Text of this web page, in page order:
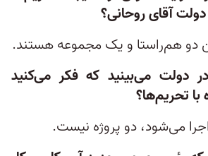
دولت آقای روحانی؟
دو هم‌راستا و یک مجموعه هستند.
دولت می‌بینید که فکر می‌کنید
تحریم‌ها؟
می‌شود، دو پروژه نیست.